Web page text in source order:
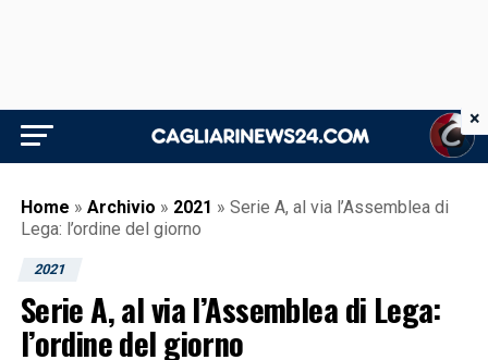
Home » Archivio » 2021 » Serie A, al via l’Assemblea di
Lega: l’ordine del giorno
2021
Serie A, al via l’Assemblea di Lega:
l’ordine del giorno
×